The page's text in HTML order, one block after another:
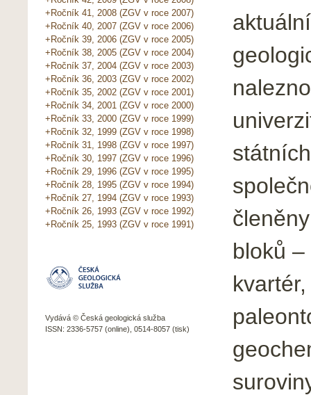
+Ročník 41, 2008 (ZGV v roce 2007)
+Ročník 40, 2007 (ZGV v roce 2006)
+Ročník 39, 2006 (ZGV v roce 2005)
+Ročník 38, 2005 (ZGV v roce 2004)
+Ročník 37, 2004 (ZGV v roce 2003)
+Ročník 36, 2003 (ZGV v roce 2002)
+Ročník 35, 2002 (ZGV v roce 2001)
+Ročník 34, 2001 (ZGV v roce 2000)
+Ročník 33, 2000 (ZGV v roce 1999)
+Ročník 32, 1999 (ZGV v roce 1998)
+Ročník 31, 1998 (ZGV v roce 1997)
+Ročník 30, 1997 (ZGV v roce 1996)
+Ročník 29, 1996 (ZGV v roce 1995)
+Ročník 28, 1995 (ZGV v roce 1994)
+Ročník 27, 1994 (ZGV v roce 1993)
+Ročník 26, 1993 (ZGV v roce 1992)
+Ročník 25, 1993 (ZGV v roce 1991)
Vydává © Česká geologická služba
ISSN: 2336-5757 (online), 0514-8057 (tisk)
bloků